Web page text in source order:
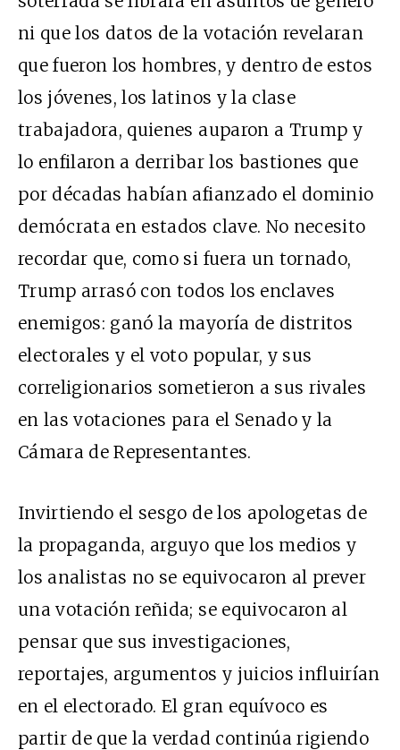
ni que los datos de la votación revelaran
que fueron los hombres, y dentro de estos
los jóvenes, los latinos y la clase
trabajadora, quienes auparon a Trump y
lo enfilaron a derribar los bastiones que
por décadas habían afianzado el dominio
demócrata en estados clave. No necesito
recordar que, como si fuera un tornado,
Trump arrasó con todos los enclaves
enemigos: ganó la mayoría de distritos
electorales y el voto popular, y sus
correligionarios sometieron a sus rivales
en las votaciones para el Senado y la
Cámara de Representantes.
Invirtiendo el sesgo de los apologetas de
la propaganda, arguyo que los medios y
los analistas no se equivocaron al prever
una votación reñida; se equivocaron al
pensar que sus investigaciones,
reportajes, argumentos y juicios influirían
en el electorado. El gran equívoco es
partir de que la verdad continúa rigiendo